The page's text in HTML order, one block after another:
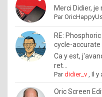
Merci Didier, je
Par
RE:
cycle-accurate
Ca y est,
ret...
Pardidier_v ,Il y
Oric Screen